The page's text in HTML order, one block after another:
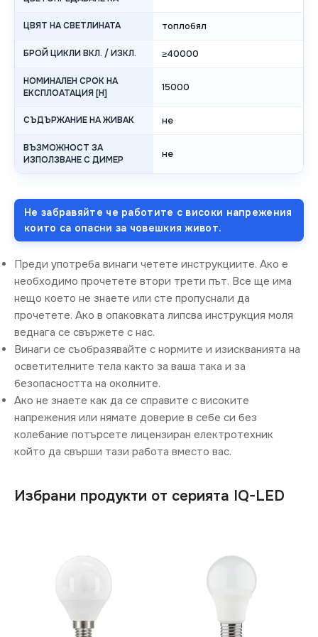
ЦВЯТ НА СВЕТЛИНАТА топлобял
БРОЙ ЦИКЛИ ВКЛ. / ИЗКЛ. ≥40000
НОМИНАЛЕН СРОК НА
ЕКСПЛОАТАЦИЯ [H]
15000
СЪДЪРЖАНИЕ НА ЖИВАК не
ВЪЗМОЖНОСТ ЗА
ИЗПОЛЗВАНЕ С ДИМЕР
не
Не забравяйте че работите с високи напрежения
които са опасни за човешкия живот.
Преди употреба винаги четете инструкциите. Ако е
необходимо прочетете втори трети път. Все ще има
нещо което не знаете или сте пропуснали да
прочетете. Ако в опаковката липсва инструкция моля
веднага се свържете с нас.
Винаги се съобразявайте с нормите и изискванията на
осветителните тела както за ваша така и за
безопасността на околните.
Ако не знаете как да се справите с високите
напрежения или нямате доверие в себе си без
колебание потърсете лицензиран електротехник
който да свърши тази работа вместо вас.
Избрани продукти от серията IQ-LED